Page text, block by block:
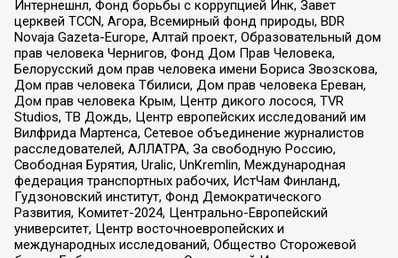
Интернешнл, Фонд борьбы с коррупцией Инк, Завет
церквей TCCN, Агора, Всемирный фонд природы, BDR
Novaja Gazeta-Europe, Алтай проект, Образовательный дом
прав человека Чернигов, Фонд Дом Прав Человека,
Белорусский дом прав человека имени Бориса Звозскова,
Дом прав человека Тбилиси, Дом прав человека Ереван,
Дом прав человека Крым, Центр дикого лосося, TVR
Studios, ТВ Дождь, Центр европейских исследований им
Вилфрида Мартенса, Сетевое объединение журналистов
расследователей, АЛЛАТРА, За свободную Россию,
Свободная Бурятия, Uralic, UnKremlin, Международная
федерация транспортных рабочих, ИстЧам Финланд,
Гудзоновский институт, Фонд Демократического
Развития, Комитет-2024, Центрально-Европейский
университет, Центр восточноевропейских и
международных исследований, Общество Сторожевой